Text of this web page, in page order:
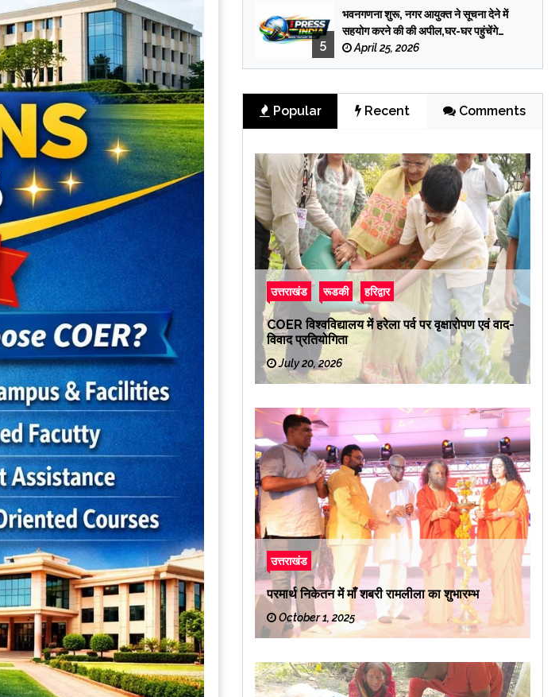
5
भवनगणना शुरू, नगर आयुक्त ने सूचना देने में
सहयोग करने की की अपील,घर-घर पहुंचेंगे
प्रगणक
April 25, 2026
Popular Recent Comments
उत्तराखंड रूडकी हरिद्वार
COER विश्वविद्यालय में हरेला पर्व पर वृक्षारोपण एवं वाद-
विवाद प्रतियोगिता
July 20, 2026
उत्तराखंड
परमार्थ निकेतन में माँ शबरी रामलीला का शुभारम्भ
October 1, 2025